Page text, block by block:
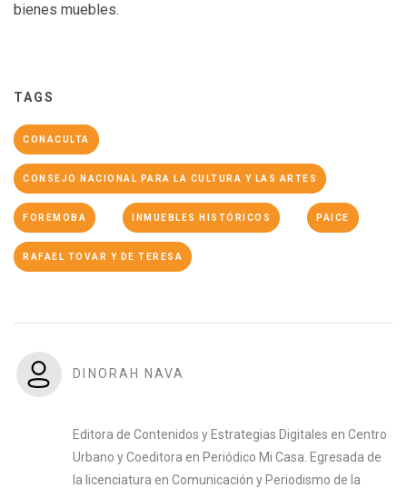
bienes muebles.
TAGS
CONACULTA
CONSEJO NACIONAL PARA LA CULTURA Y LAS ARTES
FOREMOBA INMUEBLES HISTÓRICOS PAICE
RAFAEL TOVAR Y DE TERESA
DINORAH NAVA
Editora de Contenidos y Estrategias Digitales en Centro
Urbano y Coeditora en Periódico Mi Casa. Egresada de
la licenciatura en Comunicación y Periodismo de la